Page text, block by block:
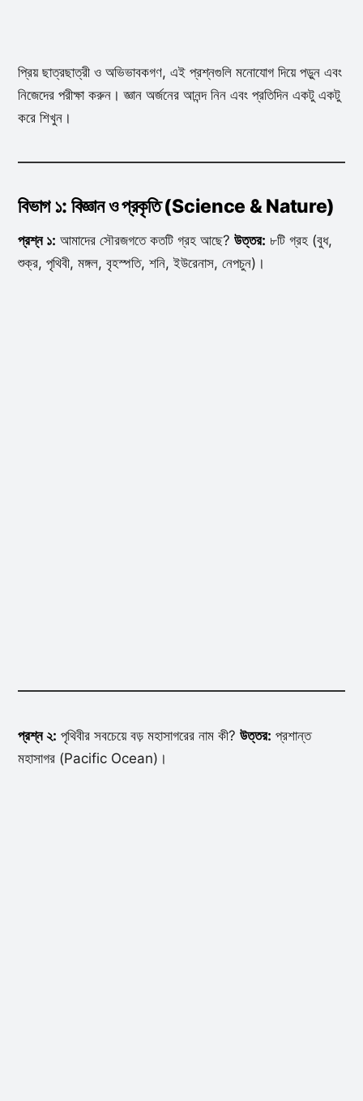
প্রিয় ছাত্রছাত্রী ও অভিভাবকগণ, এই প্রশ্নগুলি মনোযোগ দিয়ে পড়ুন এবং
নিজেদের পরীক্ষা করুন। জ্ঞান অর্জনের আনন্দ নিন এবং প্রতিদিন একটু একটু
করে শিখুন।
বিভাগ ১: বিজ্ঞান ও প্রকৃতি (Science & Nature)
প্রশ্ন ১: আমাদের সৌরজগতে কতটি গ্রহ আছে? উত্তর: ৮টি গ্রহ (বুধ,
শুক্র, পৃথিবী, মঙ্গল, বৃহস্পতি, শনি, ইউরেনাস, নেপচুন)।
প্রশ্ন ২: পৃথিবীর সবচেয়ে বড় মহাসাগরের নাম কী? উত্তর: প্রশান্ত
মহাসাগর (Pacific Ocean)।